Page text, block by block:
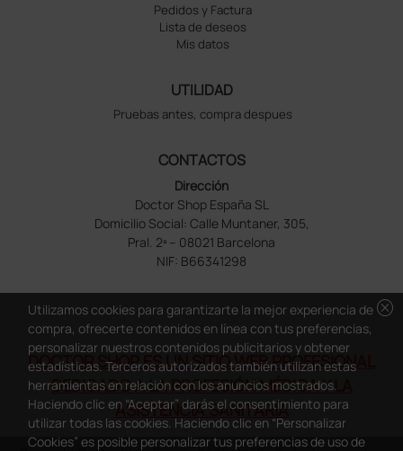
Pedidos y Factura
Lista de deseos
Mis datos
UTILIDAD
Pruebas antes, compra despues
CONTACTOS
Dirección
Doctor Shop España SL
Domicilio Social: Calle Muntaner, 305,
Pral. 2ª – 08021 Barcelona
NIF: B66341298
DOCTOR SHOP ES UN SITIO WEB PROFESIONAL
DEDICADO A LA PROFESIÓN MÉDICA Y LA
ASISTENCIA SANITARIA
cancel
Utilizamos cookies para garantizarte la mejor experiencia de
compra, ofrecerte contenidos en línea con tus preferencias,
personalizar nuestros contenidos publicitarios y obtener
estadísticas. Terceros autorizados también utilizan estas
herramientas en relación con los anuncios mostrados.
Haciendo clic en “Aceptar” darás el consentimiento para
utilizar todas las cookies. Haciendo clic en “Personalizar
Cookies” es posible personalizar tus preferencias de uso de